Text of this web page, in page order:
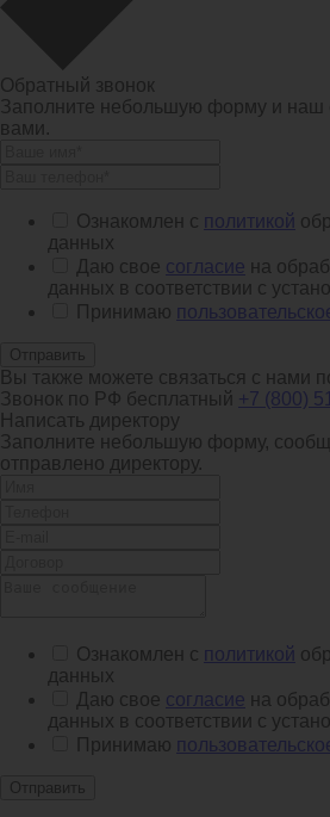
Обратный звонок
Заполните небольшую форму и наш
вами.
Ознакомлен с политикой
данных
Даю свое согласие на
данных в соответствии с
Принимаю
Отправить
Вы также можете связаться с нами
Звонок по РФ бесплатный +7 (800)
Написать директору
Заполните небольшую форму,
отправлено директору.
Ознакомлен с политикой
данных
Даю свое согласие на
данных в соответствии с
Принимаю
Отправить